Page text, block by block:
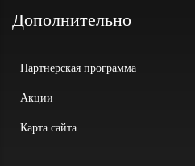
Дополнительно
Партнерская программа
Акции
Карта сайта